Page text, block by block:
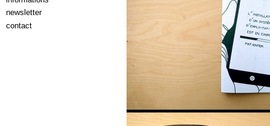
newsletter
contact